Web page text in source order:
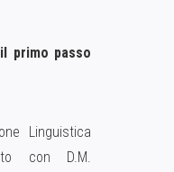
primo passo
Linguistica
con D.M.